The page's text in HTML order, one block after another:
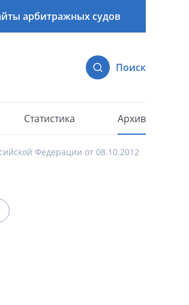
арбитражных судов
Поиск
Статистика Архив
Федерации от 08.10.2012